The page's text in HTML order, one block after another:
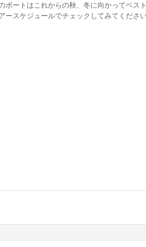
ボートはこれからの秋、冬に向かってベス
ースケジュールでチェックしてみてくださ